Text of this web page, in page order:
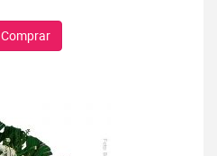
Comprar